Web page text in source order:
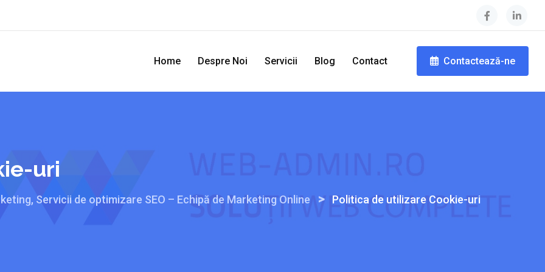
Home
Despre Noi Servicii Blog Contact Contactează-ne
uri
Servicii de optimizare SEO – Echipă de Marketing Online > Politica de utilizare Cookie-uri